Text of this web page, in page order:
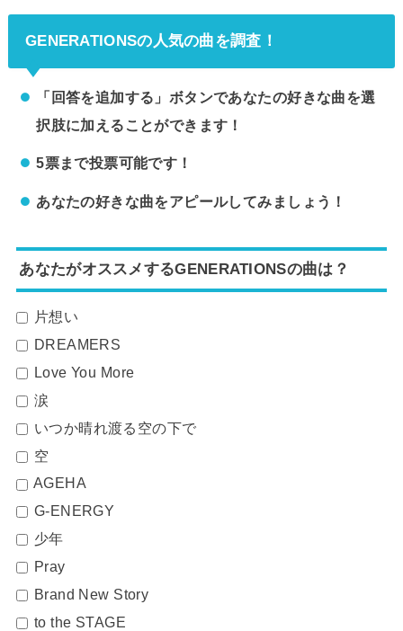
福岡...
GENERATIONSの人気の曲を調査！
「回答を追加する」ボタンであなたの好きな曲を選
択肢に加えることができます！
5票まで投票可能です！
あなたの好きな曲をアピールしてみましょう！
あなたがオススメするGENERATIONSの曲は？
片想い
DREAMERS
Love You More
涙
いつか晴れ渡る空の下で
空
AGEHA
G-ENERGY
少年
Pray
Brand New Story
to the STAGE